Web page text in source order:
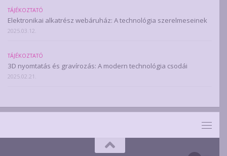
TÁJÉKOZTATÓ
Elektronikai alkatrész webáruház: A technológia szerelmeseinek
2025.03.12.
TÁJÉKOZTATÓ
3D nyomtatás és gravírozás: A modern technológia csodái
2025.02.21.